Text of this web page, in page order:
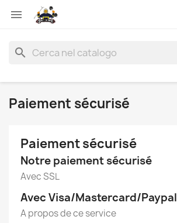

search
Paiement sécurisé
Paiement sécurisé
Notre paiement sécurisé
Avec SSL
Avec Visa/Mastercard/Paypal
A propos de ce service